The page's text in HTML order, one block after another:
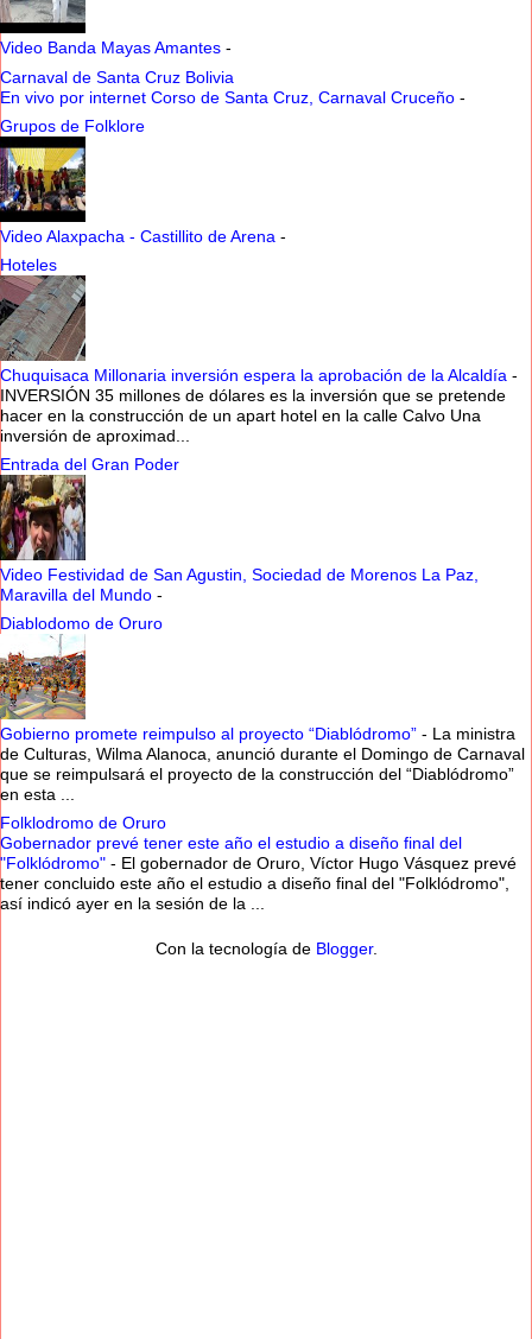
Video Banda Mayas Amantes -
Carnaval de Santa Cruz Bolivia
En vivo por internet Corso de Santa Cruz, Carnaval Cruceño -
Grupos de Folklore
Video Alaxpacha - Castillito de Arena -
Hoteles
Chuquisaca Millonaria inversión espera la aprobación de la Alcaldía -
INVERSIÓN 35 millones de dólares es la inversión que se pretende
hacer en la construcción de un apart hotel en la calle Calvo Una
inversión de aproximad...
Entrada del Gran Poder
Video Festividad de San Agustin, Sociedad de Morenos La Paz,
Maravilla del Mundo -
Diablodomo de Oruro
Gobierno promete reimpulso al proyecto “Diablódromo” - La ministra
de Culturas, Wilma Alanoca, anunció durante el Domingo de Carnaval
que se reimpulsará el proyecto de la construcción del “Diablódromo”
en esta ...
Folklodromo de Oruro
Gobernador prevé tener este año el estudio a diseño final del
"Folklódromo" - El gobernador de Oruro, Víctor Hugo Vásquez prevé
tener concluido este año el estudio a diseño final del "Folklódromo",
así indicó ayer en la sesión de la ...
Con la tecnología de Blogger.